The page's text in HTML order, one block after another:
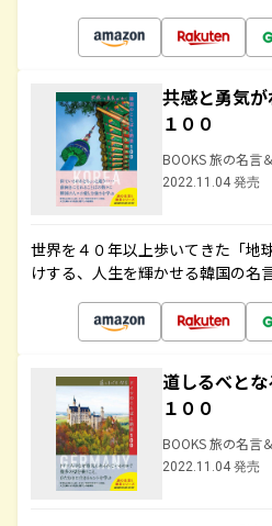
共感と勇気
１００
BOOKS 旅の名言
2022.11.04 発売
世界を４０年以上歩いてきた「地
けする、人生を輝かせる韓国の名
道しるべと
１００
BOOKS 旅の名言
2022.11.04 発売